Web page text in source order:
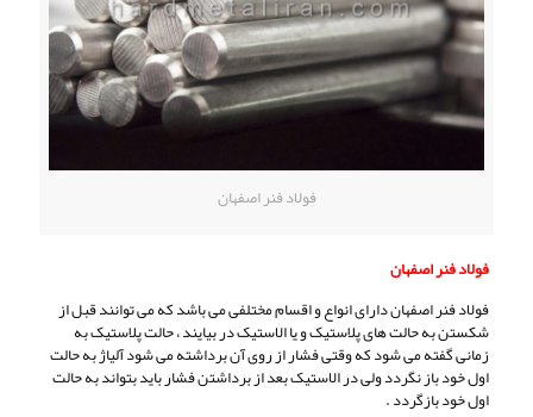
فولاد فنر اصفهان
فولاد فنر اصفهان
فولاد فنر اصفهان دارای انواع و اقسام مختلفی می باشد که می توانند قبل از
شکستن به حالت های پلاستیک و یا الاستیک در بیایند ، حالت پلاستیک به
زمانی گفته می شود که وقتی فشار از روی آن برداشته می شود آلیاژ به حالت
اول خود باز نگردد ولی در الاستیک بعد از برداشتن فشار باید بتواند به حالت
اول خود بازگردد .